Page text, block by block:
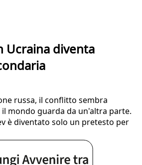
Ucraina diventa
russa, il conflitto sembra
mondo guarda da un'altra parte.
è diventato solo un pretesto per